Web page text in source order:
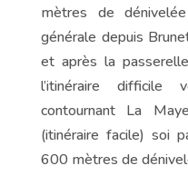
mètres de
générale depuis
et après la
l’itinéraire difficile
contournant La
(itinéraire facile) soi
600 mètres de